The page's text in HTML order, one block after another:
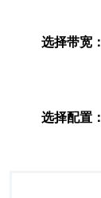
选择带宽：
选择配置：